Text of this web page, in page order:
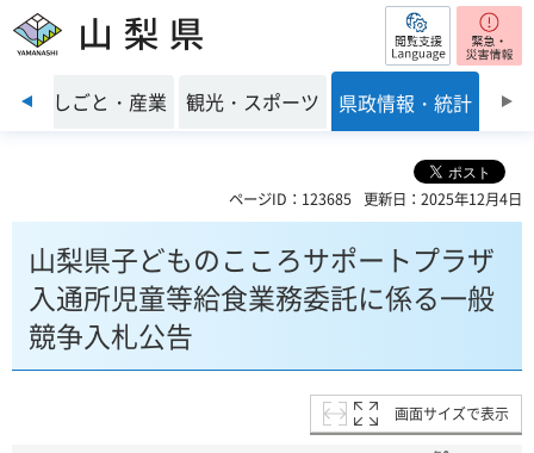
山梨県 閲覧支援
前のスライドを表示
境 しごと・産業 観光・スポーツ 県政情報・統計
ページID：123685 更新日：2025年12月4日
山梨県子どものこころサポートプラザ
入通所児童等給食業務委託に係る一般
競争入札公告
画面サイズで表示